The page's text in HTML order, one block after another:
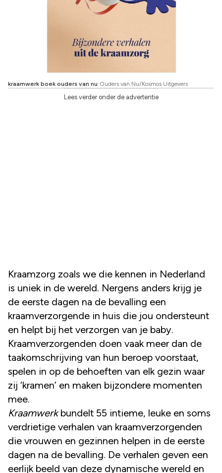
kraamwerk boek ouders van nu Ouders van Nu/Kosmos Uitgevers
Lees verder onder de advertentie
Kraamzorg zoals we die kennen in Nederland
is uniek in de wereld. Nergens anders krijg je
de eerste dagen na de bevalling een
kraamverzorgende in huis die jou ondersteunt
en helpt bij het verzorgen van je baby.
Kraamverzorgenden doen vaak meer dan de
taakomschrijving van hun beroep voorstaat,
spelen in op de behoeften van elk gezin waar
zij ‘kramen’ en maken bijzondere momenten
mee.
Kraamwerkbundelt 55 intieme, leuke en soms
verdrietige verhalen van kraamverzorgenden
die vrouwen en gezinnen helpen in de eerste
dagen na de bevalling. De verhalen geven een
eerlijk beeld van deze dynamische wereld en